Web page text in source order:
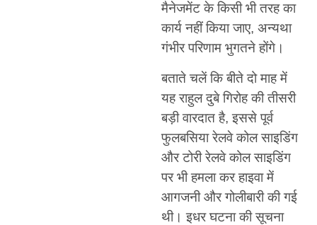
मैनेजमेंट के किसी भी तरह का
कार्य नहीं किया जाए, अन्यथा
गंभीर परिणाम भुगतने होंगे।
बताते चलें कि बीते दो माह में
यह राहुल दुबे गिरोह की तीसरी
बड़ी वारदात है, इससे पूर्व
फुलबसिया रेलवे कोल साइडिंग
और टोरी रेलवे कोल साइडिंग
पर भी हमला कर हाइवा में
आगजनी और गोलीबारी की गई
थी। इधर घटना की सूचना